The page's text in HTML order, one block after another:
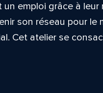
emploi grâce à leur
son réseau pour le
Cet atelier se